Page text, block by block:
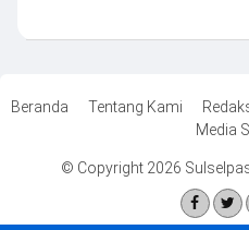
Beranda Tentang Kami
Media
© Copyright 2026